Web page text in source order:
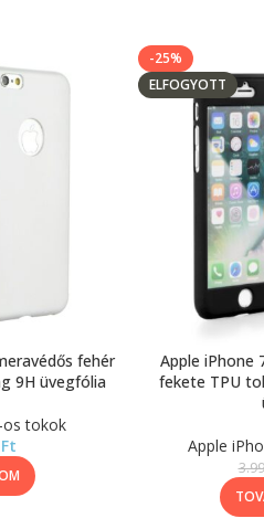
fehér
9H üvegfólia
os tokok
Ft
-25%
ELFOGYOTT
Apple iPhone
fekete TPU
Apple